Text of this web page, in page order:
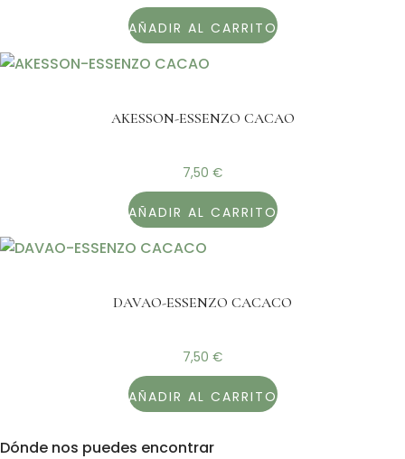
AÑADIR AL CARRITO
AKESSON-ESSENZO CACAO
7,50 €
AÑADIR AL CARRITO
DAVAO-ESSENZO CACACO
7,50 €
AÑADIR AL CARRITO
Dónde nos puedes encontrar